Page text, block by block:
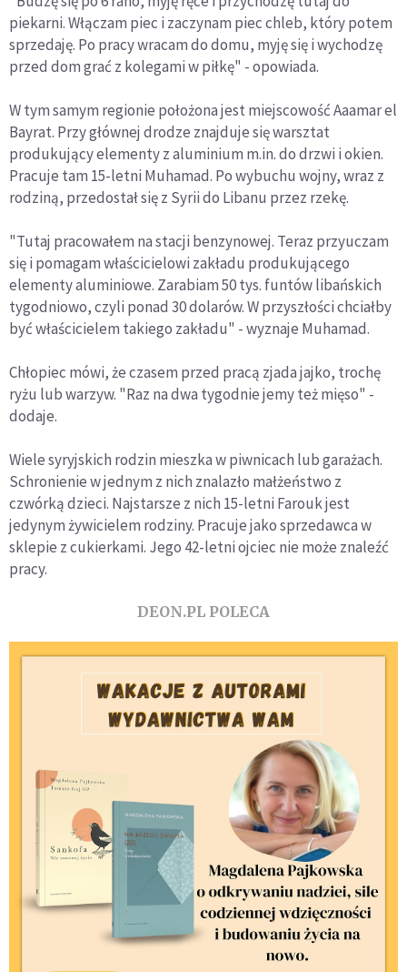
piekarni. Włączam piec i zaczynam piec chleb, który potem
sprzedaję. Po pracy wracam do domu, myję się i wychodzę
przed dom grać z kolegami w piłkę" - opowiada.
W tym samym regionie położona jest miejscowość Aaamar el
Bayrat. Przy głównej drodze znajduje się warsztat
produkujący elementy z aluminium m.in. do drzwi i okien.
Pracuje tam 15-letni Muhamad. Po wybuchu wojny, wraz z
rodziną, przedostał się z Syrii do Libanu przez rzekę.
"Tutaj pracowałem na stacji benzynowej. Teraz przyuczam
się i pomagam właścicielowi zakładu produkującego
elementy aluminiowe. Zarabiam 50 tys. funtów libańskich
tygodniowo, czyli ponad 30 dolarów. W przyszłości chciałby
być właścicielem takiego zakładu" - wyznaje Muhamad.
Chłopiec mówi, że czasem przed pracą zjada jajko, trochę
ryżu lub warzyw. "Raz na dwa tygodnie jemy też mięso" -
dodaje.
Wiele syryjskich rodzin mieszka w piwnicach lub garażach.
Schronienie w jednym z nich znalazło małżeństwo z
czwórką dzieci. Najstarsze z nich 15-letni Farouk jest
jedynym żywicielem rodziny. Pracuje jako sprzedawca w
sklepie z cukierkami. Jego 42-letni ojciec nie może znaleźć
pracy.
DEON.PL POLECA